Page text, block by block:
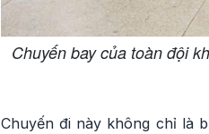
Chuyến bay của toàn đội
Chuyến đi này không chỉ là